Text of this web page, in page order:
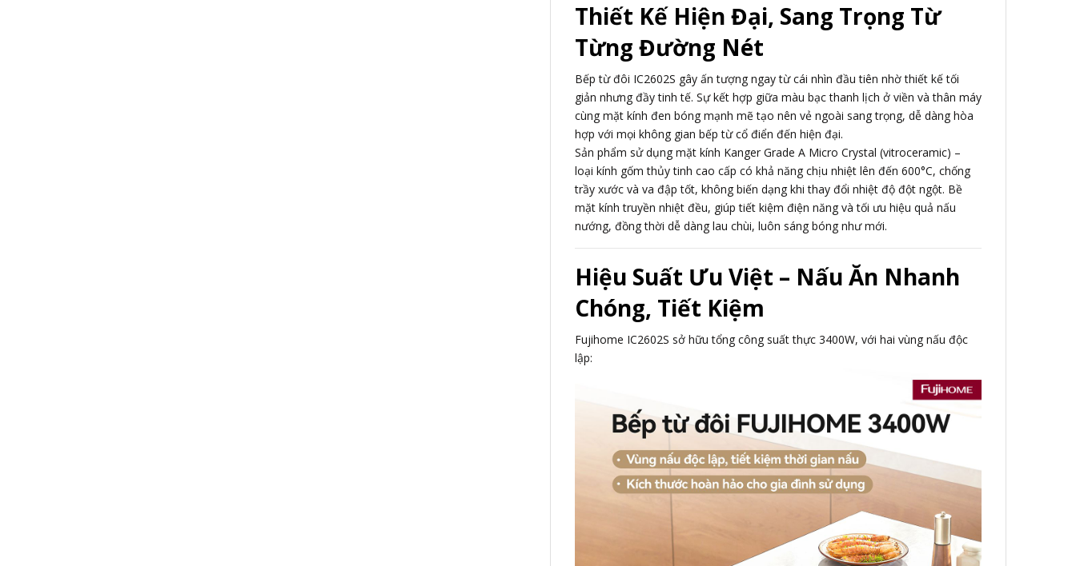
Thiết Kế Hiện Đại, Sang Trọng Từ
Từng Đường Nét
Bếp từ đôi IC2602S gây ấn tượng ngay từ cái nhìn đầu tiên nhờ thiết kế tối
giản nhưng đầy tinh tế. Sự kết hợp giữa màu bạc thanh lịch ở viền và thân máy
cùng mặt kính đen bóng mạnh mẽ tạo nên vẻ ngoài sang trọng, dễ dàng hòa
hợp với mọi không gian bếp từ cổ điển đến hiện đại.
Sản phẩm sử dụng mặt kính Kanger Grade A Micro Crystal (vitroceramic) –
loại kính gốm thủy tinh cao cấp có khả năng chịu nhiệt lên đến 600°C, chống
trầy xước và va đập tốt, không biến dạng khi thay đổi nhiệt độ đột ngột. Bề
mặt kính truyền nhiệt đều, giúp tiết kiệm điện năng và tối ưu hiệu quả nấu
nướng, đồng thời dễ dàng lau chùi, luôn sáng bóng như mới.
Hiệu Suất Ưu Việt – Nấu Ăn Nhanh
Chóng, Tiết Kiệm
Fujihome IC2602S sở hữu tổng công suất thực 3400W, với hai vùng nấu độc
lập: